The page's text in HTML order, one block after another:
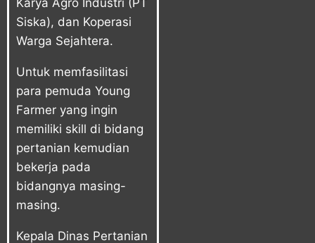
Karya Agro Industri (PT
Siska), dan Koperasi
Warga Sejahtera.
Untuk memfasilitasi
para pemuda Young
Farmer yang ingin
memiliki skill di bidang
pertanian kemudian
bekerja pada
bidangnya masing-
masing.
Kepala Dinas Pertanian